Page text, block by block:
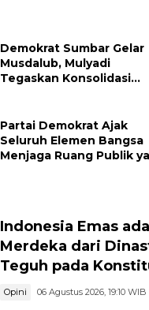
Demokrat Sumbar Gelar
Musdalub, Mulyadi
Tegaskan Konsolidasi
Partai Demokrat Ajak
Seluruh Elemen Bangsa
Menjaga Ruang Publik
Indonesia Emas
Merdeka dari
Teguh pada
Opini 06 Agustus 2026, 19:10 WIB